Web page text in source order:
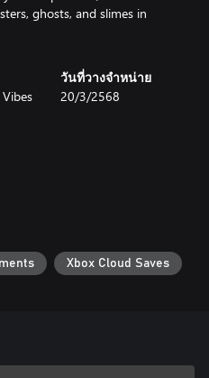
ghosts, and slimes in
วันที่วางจำหน่าย
20/3/2568
Xbox Cloud Saves